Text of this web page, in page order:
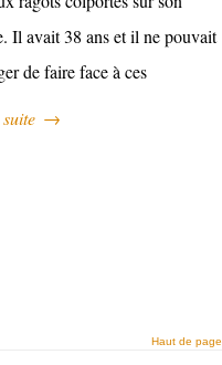
Il avait 38 ans et il ne pouvait
de faire face à ces
→
Haut de page